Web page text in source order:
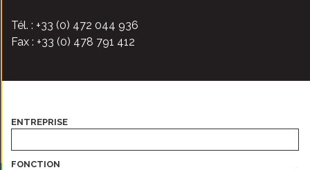
Tél. : +33 (0) 472 044 936
Fax : +33 (0) 478 791 412
ENTREPRISE
FONCTION